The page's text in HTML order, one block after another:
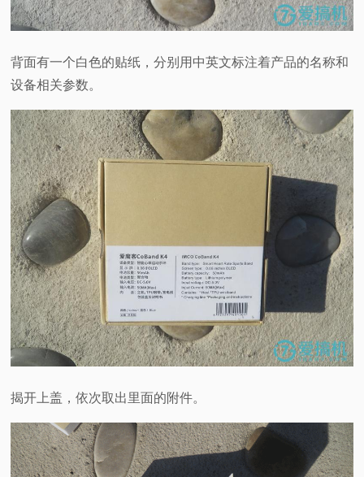
背面有一个白色的贴纸，分别用中英文标注着产品的名称和
设备相关参数。
揭开上盖，依次取出里面的附件。